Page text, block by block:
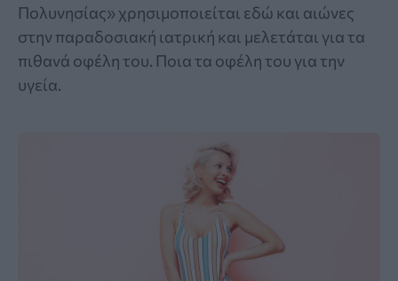
Πολυνησίας» χρησιμοποιείται εδώ και αιώνες
στην παραδοσιακή ιατρική και μελετάται για τα
πιθανά οφέλη του. Ποια τα οφέλη του για την
υγεία.